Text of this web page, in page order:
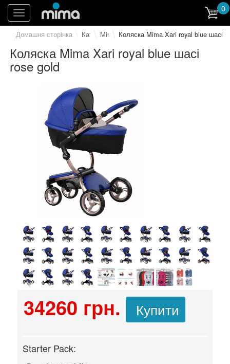
0
Toggle
navigation
Домашня сторiнка КаталогMima XariКоляска Mima Xari royal blue шасі
Коляска Mima Xari royal blue шасі
rose gold
34260 грн. Купити
Starter Pack: